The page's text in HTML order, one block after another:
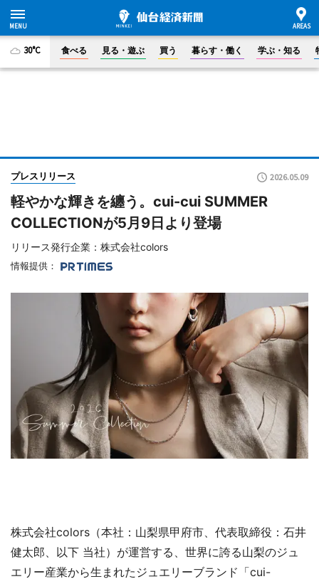
30°C 食べる 見る・遊ぶ 買う 暮らす・働く 学ぶ・知る
プレスリリース 2026.05.09
軽やかな輝きを纏う。cui-cui SUMMER
COLLECTIONが5月9日より登場
リリース発行企業：株式会社colors
情報提供：
株式会社colors（本社：山梨県甲府市、代表取締役：石井
健太郎、以下 当社）が運営する、世界に誇る山梨のジュ
エリー産業から生まれたジュエリーブランド「cui-